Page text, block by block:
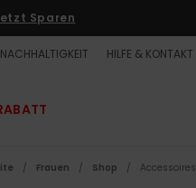
Sparen
NACHHALTIGKEIT HILFE & KONTAKT
Frauen Shop Accessoires